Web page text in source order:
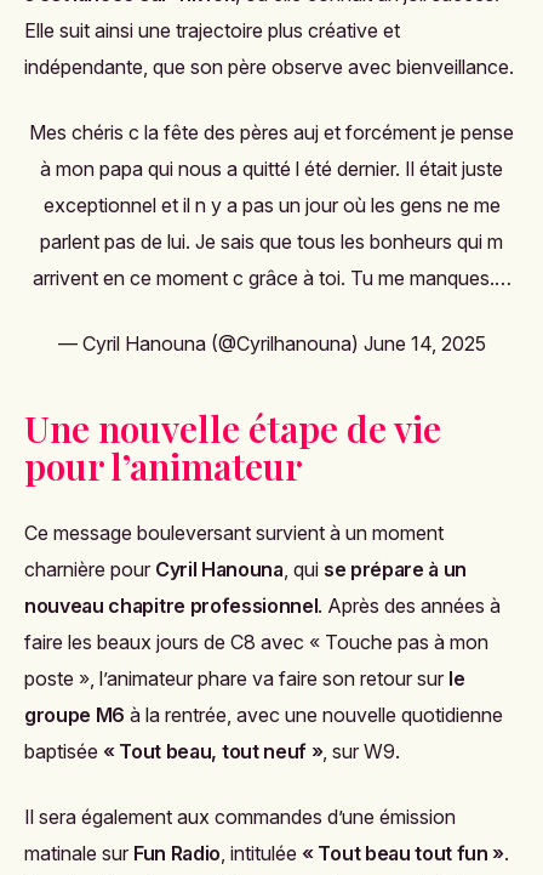
Elle suit ainsi une trajectoire plus créative et
indépendante, que son père observe avec bienveillance.
Mes chéris c la fête des pères auj et forcément je pense
à mon papa qui nous a quitté l été dernier. Il était juste
exceptionnel et il n y a pas un jour où les gens ne me
parlent pas de lui. Je sais que tous les bonheurs qui m
arrivent en ce moment c grâce à toi. Tu me manques.…
— Cyril Hanouna (@Cyrilhanouna) June 14, 2025
Une nouvelle étape de vie
pour l’animateur
Ce message bouleversant survient à un moment
charnière pour Cyril Hanouna , qui se prépare à un
nouveau chapitre professionnel. Après des années à
faire les beaux jours de C8 avec « Touche pas à mon
poste », l’animateur phare va faire son retour sur le
groupe M6 à la rentrée, avec une nouvelle quotidienne
baptisée « Tout beau, tout neuf », sur W9.
Il sera également aux commandes d’une émission
matinale sur Fun Radio , intitulée « Tout beau tout fun ».